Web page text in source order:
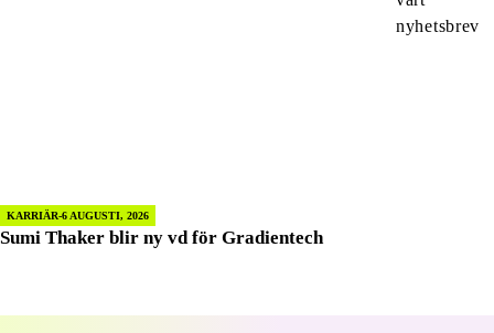
KARRIÄR 6 AUGUSTI, 2026
Sumi Thaker blir ny vd för Gradientech